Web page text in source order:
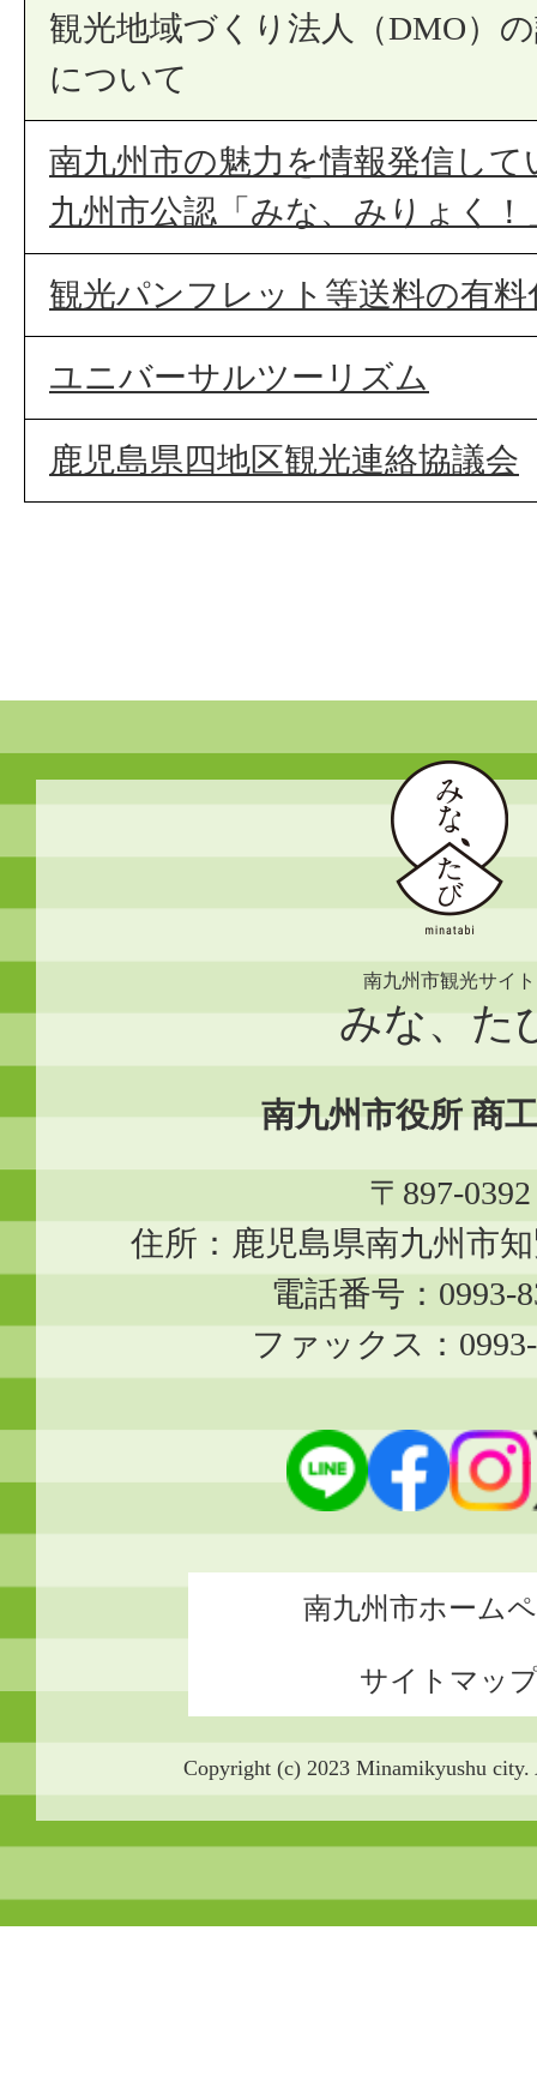
観光地域づくり法人（DMO）
について
南九州市の魅力を情報発信し
九州市公認「みな、みりょく
観光パンフレット等送料の有
ユニバーサルツーリズム
鹿児島県四地区観光連絡協議会
南九州市観光サイト
みな、た
南九州市役所 商
〒897-0392
住所：鹿児島県南九州市
電話番号：0993-
ファックス：
南九州市ホーム
サイトマッ
Copyright (c) 2023 Minamikyushu city.